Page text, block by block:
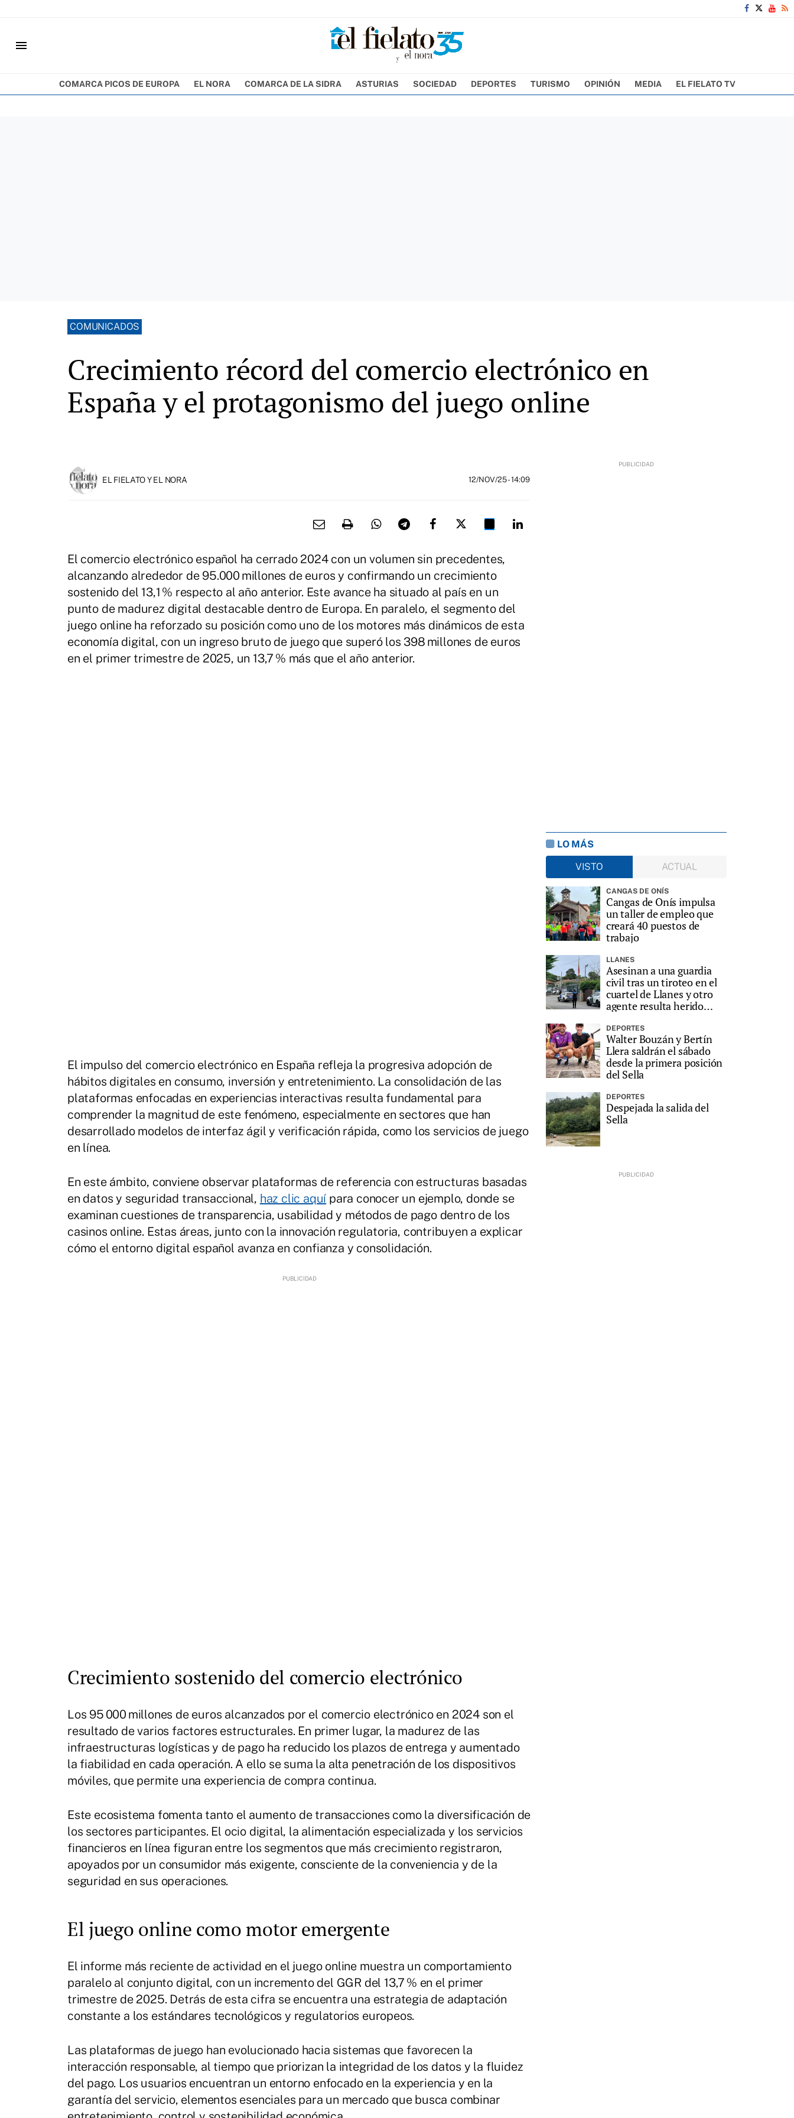
menu
COMARCA PICOS DE EUROPA EL NORA COMARCA DE LA SIDRA ASTURIAS SOCIEDAD DEPORTES TURISMO OPINIÓN MEDIA EL FIELATO TV
COMUNICADOS
Crecimiento récord del comercio electrónico en
España y el protagonismo del juego online
EL FIELATO Y EL NORA 12/NOV/25- 14:09
El comercio electrónico español ha cerrado 2024 con un volumen sin precedentes,
alcanzando alrededor de 95.000 millones de euros y confirmando un crecimiento
sostenido del 13,1 % respecto al año anterior. Este avance ha situado al país en un
punto de madurez digital destacable dentro de Europa. En paralelo, el segmento del
juego online ha reforzado su posición como uno de los motores más dinámicos de esta
economía digital, con un ingreso bruto de juego que superó los 398 millones de euros
en el primer trimestre de 2025, un 13,7 % más que el año anterior.
El impulso del comercio electrónico en España refleja la progresiva adopción de
hábitos digitales en consumo, inversión y entretenimiento. La consolidación de las
plataformas enfocadas en experiencias interactivas resulta fundamental para
comprender la magnitud de este fenómeno, especialmente en sectores que han
desarrollado modelos de interfaz ágil y verificación rápida, como los servicios de juego
en línea.
En este ámbito, conviene observar plataformas de referencia con estructuras basadas
en datos y seguridad transaccional, haz clic aquí para conocer un ejemplo, donde se
examinan cuestiones de transparencia, usabilidad y métodos de pago dentro de los
casinos online. Estas áreas, junto con la innovación regulatoria, contribuyen a explicar
cómo el entorno digital español avanza en confianza y consolidación.
Crecimiento sostenido del comercio electrónico
Los 95 000 millones de euros alcanzados por el comercio electrónico en 2024 son el
resultado de varios factores estructurales. En primer lugar, la madurez de las
infraestructuras logísticas y de pago ha reducido los plazos de entrega y aumentado
la fiabilidad en cada operación. A ello se suma la alta penetración de los dispositivos
móviles, que permite una experiencia de compra continua.
Este ecosistema fomenta tanto el aumento de transacciones como la diversificación de
los sectores participantes. El ocio digital, la alimentación especializada y los servicios
financieros en línea figuran entre los segmentos que más crecimiento registraron,
apoyados por un consumidor más exigente, consciente de la conveniencia y de la
seguridad en sus operaciones.
El juego online como motor emergente
El informe más reciente de actividad en el juego online muestra un comportamiento
paralelo al conjunto digital, con un incremento del GGR del 13,7 % en el primer
trimestre de 2025. Detrás de esta cifra se encuentra una estrategia de adaptación
constante a los estándares tecnológicos y regulatorios europeos.
Las plataformas de juego han evolucionado hacia sistemas que favorecen la
interacción responsable, al tiempo que priorizan la integridad de los datos y la fluidez
del pago. Los usuarios encuentran un entorno enfocado en la experiencia y en la
garantía del servicio, elementos esenciales para un mercado que busca combinar
LO MÁS
VISTO
ACTUAL
CANGAS DE ONÍS
Cangas de Onís impulsa
un taller de empleo que
creará 40 puestos de
trabajo
LLANES
Asesinan a una guardia
civil tras un tiroteo en el
cuartel de Llanes y otro
agente resulta herido
DEPORTES
Walter Bouzán y Bertín
Llera saldrán el sábado
desde la primera posición
del Sella
DEPORTES
Despejada la salida del
Sella